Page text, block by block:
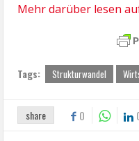
Mehr darüber lesen
Tags: Strukturwandel
share 0